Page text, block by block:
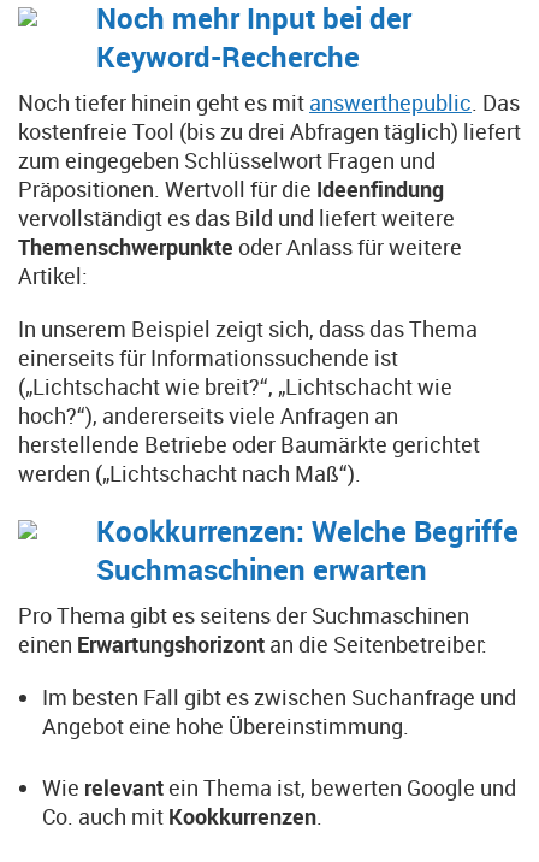
Noch mehr Input bei der
Keyword-Recherche
Noch tiefer hinein geht es mit answerthepublic. Das
kostenfreie Tool (bis zu drei Abfragen täglich) liefert
zum eingegeben Schlüsselwort Fragen und
Präpositionen. Wertvoll für die Ideenfindung
vervollständigt es das Bild und liefert weitere
Themenschwerpunkte oder Anlass für weitere
Artikel:
In unserem Beispiel zeigt sich, dass das Thema
einerseits für Informationssuchende ist
(„Lichtschacht wie breit?“, „Lichtschacht wie
hoch?“), andererseits viele Anfragen an
herstellende Betriebe oder Baumärkte gerichtet
werden („Lichtschacht nach Maß“).
Kookkurrenzen: Welche Begriffe
Suchmaschinen erwarten
Pro Thema gibt es seitens der Suchmaschinen
einen Erwartungshorizont an die Seitenbetreiber:
Im besten Fall gibt es zwischen Suchanfrage und
Angebot eine hohe Übereinstimmung.
Wie relevant ein Thema ist, bewerten Google und
Co. auch mit Kookkurrenzen.